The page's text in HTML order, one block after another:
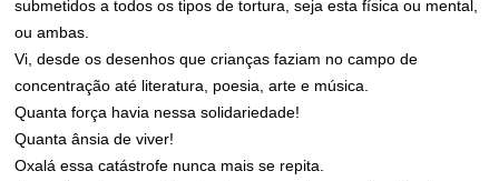
submetidos a todos os tipos de tortura, seja esta física ou mental,
ou ambas.
Vi, desde os desenhos que crianças faziam no campo de
concentração até literatura, poesia, arte e música.
Quanta força havia nessa solidariedade!
Quanta ânsia de viver!
Oxalá essa catástrofe nunca mais se repita.